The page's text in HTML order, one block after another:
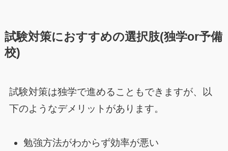
試験対策におすすめの選択肢(独学or予備
校)
試験対策は独学で進めることもできますが、以
下のようなデメリットがあります。
勉強方法がわからず効率が悪い